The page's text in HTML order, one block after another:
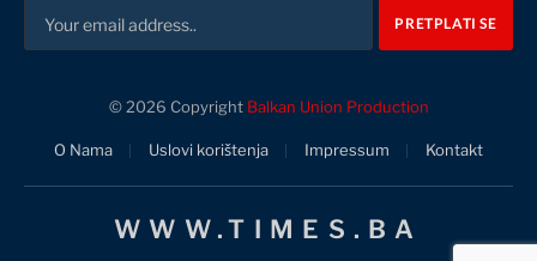
© 2026 Copyright Balkan Union Production
O Nama Uslovi korištenja Impressum Kontakt
WWW.TIMES.BA